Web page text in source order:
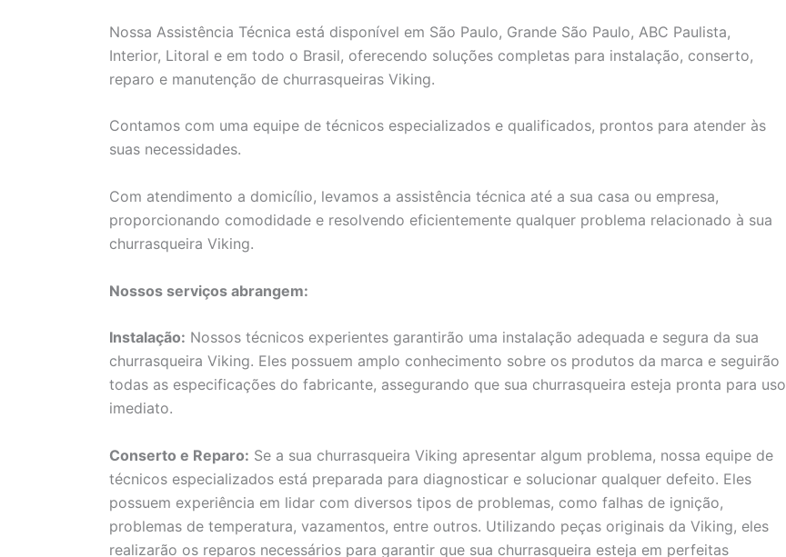
Nossa Assistência Técnica está disponível em São Paulo, Grande São Paulo, ABC Paulista,
Interior, Litoral e em todo o Brasil, oferecendo soluções completas para instalação, conserto,
reparo e manutenção de churrasqueiras Viking.
Contamos com uma equipe de técnicos especializados e qualificados, prontos para atender às
suas necessidades.
Com atendimento a domicílio, levamos a assistência técnica até a sua casa ou empresa,
proporcionando comodidade e resolvendo eficientemente qualquer problema relacionado à sua
churrasqueira Viking.
Nossos serviços abrangem:
Instalação: Nossos técnicos experientes garantirão uma instalação adequada e segura da sua
churrasqueira Viking. Eles possuem amplo conhecimento sobre os produtos da marca e seguirão
todas as especificações do fabricante, assegurando que sua churrasqueira esteja pronta para uso
imediato.
Conserto e Reparo: Se a sua churrasqueira Viking apresentar algum problema, nossa equipe de
técnicos especializados está preparada para diagnosticar e solucionar qualquer defeito. Eles
possuem experiência em lidar com diversos tipos de problemas, como falhas de ignição,
problemas de temperatura, vazamentos, entre outros. Utilizando peças originais da Viking, eles
realizarão os reparos necessários para garantir que sua churrasqueira esteja em perfeitas